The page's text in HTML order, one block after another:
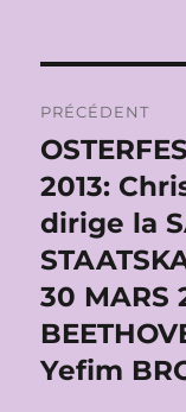
de
l’article
PRÉCÉDENT
Publication
précédente :
2013:
dirige la
30 MARS
Yefim